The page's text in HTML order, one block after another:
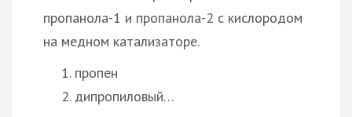
пропанола-1 и пропанола-2 с кислородом
на медном катализаторе.
пропен
дипропиловый…